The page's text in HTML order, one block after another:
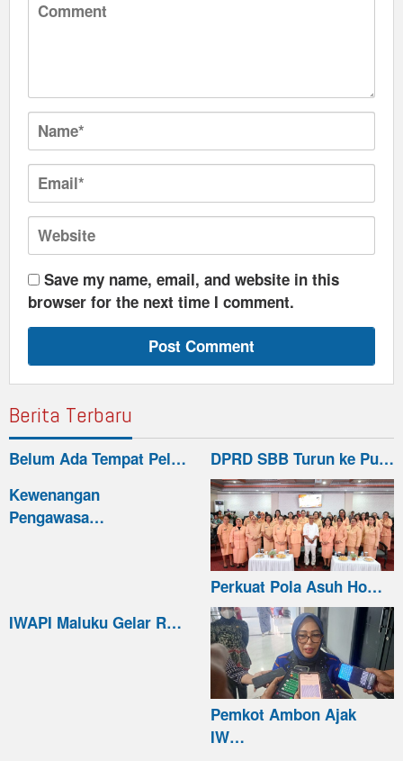
Save my name, email, and website in this
browser for the next time I comment.
Berita Terbaru
Belum Ada Tempat Pel…
DPRD SBB Turun ke Pu…
Kewenangan
Pengawasa…
Perkuat Pola Asuh Ho…
IWAPI Maluku Gelar R…
Pemkot Ambon Ajak
IW…